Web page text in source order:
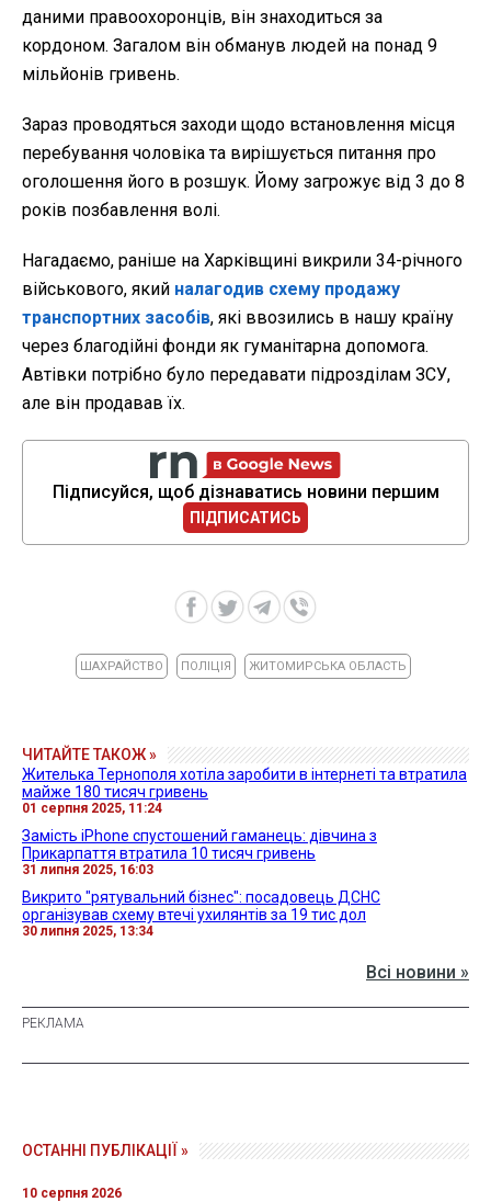
даними правоохоронців, він знаходиться за
кордоном. Загалом він обманув людей на понад 9
мільйонів гривень.
Зараз проводяться заходи щодо встановлення місця
перебування чоловіка та вирішується питання про
оголошення його в розшук. Йому загрожує від 3 до 8
років позбавлення волі.
Нагадаємо, раніше на Харківщині викрили 34-річного
військового, який налагодив схему продажу
транспортних засобів, які ввозились в нашу країну
через благодійні фонди як гуманітарна допомога.
Автівки потрібно було передавати підрозділам ЗСУ,
але він продавав їх.
Підписуйся, щоб дізнаватись новини першим
ПІДПИСАТИСЬ
ШАХРАЙСТВО ПОЛІЦІЯ ЖИТОМИРСЬКА ОБЛАСТЬ
ЧИТАЙТЕ ТАКОЖ »
Жителька Тернополя хотіла заробити в інтернеті та втратила
майже 180 тисяч гривень
01 серпня 2025, 11:24
Замість iPhone спустошений гаманець: дівчина з
Прикарпаття втратила 10 тисяч гривень
31 липня 2025, 16:03
Викрито "рятувальний бізнес": посадовець ДСНС
організував схему втечі ухилянтів за 19 тис дол
30 липня 2025, 13:34
Всі новини »
ОСТАННІ ПУБЛІКАЦІЇ »
10 серпня 2026